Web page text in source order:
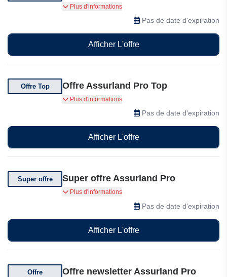
Économies moyennes de €473 sur votre
Plus d'informations
Pas de date d'expiration
Afficher L'offre
Offre Top Offre Assurland Pro Top
Bénéficiez d'une garantie décennale à partir de
Plus d'informations
Pas de date d'expiration
Afficher L'offre
Super offre Super offre Assurland Pro
Souscrivez à une assurance responsabilité civile
professionnelle à partir de 15,88 euros par mois
Plus d'informations
Pas de date d'expiration
Afficher L'offre
Offre
Offre newsletter Assurland Pro